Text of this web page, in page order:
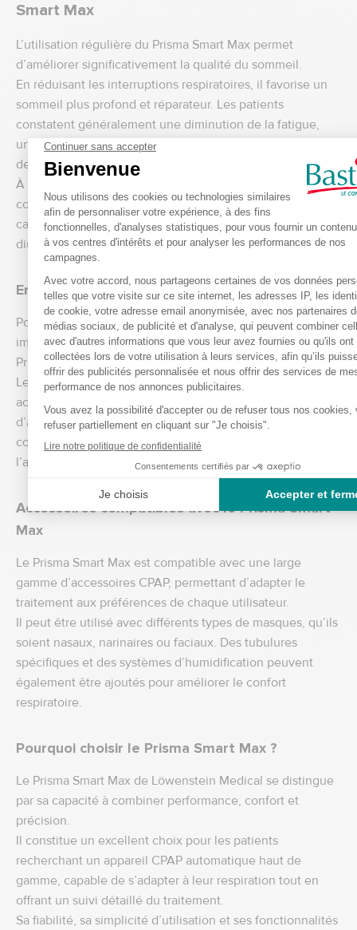
Smart Max
L’utilisation régulière du Prisma Smart Max permet
d’améliorer significativement la qualité du sommeil.
En réduisant les interruptions respiratoires, il favorise un
sommeil plus profond et réparateur. Les patients
constatent généralement une diminution de la fatigue,
une meilleure concentration et une amélioration globale
de leur qualité de vie.
À long terme, le traitement de l’apnée du sommeil
contribue également à réduire les risques
cardiovasculaires et les troubles liés à la somnolence
diurne.
Entretien et hygiène de votre appareil CPAP
Pour garantir une thérapie efficace et sécurisée, il est
important d’entretenir régulièrement votre appareil CPAP
Prisma Smart Max.
Le nettoyage du réservoir d’eau, des filtres et des
accessoires permet de maintenir une bonne hygiène et
d’assurer une qualité d’air optimale. Un entretien régulier
contribue également à prolonger la durée de vie de
l’appareil.
Accessoires compatibles avec le Prisma Smart
Max
Le Prisma Smart Max est compatible avec une large
gamme d’accessoires CPAP, permettant d’adapter le
traitement aux préférences de chaque utilisateur.
Il peut être utilisé avec différents types de masques, qu’ils
soient nasaux, narinaires ou faciaux. Des tubulures
spécifiques et des systèmes d’humidification peuvent
également être ajoutés pour améliorer le confort
respiratoire.
Pourquoi choisir le Prisma Smart Max ?
Le Prisma Smart Max de Löwenstein Medical se distingue
par sa capacité à combiner performance, confort et
précision.
Il constitue un excellent choix pour les patients
recherchant un appareil CPAP automatique haut de
gamme, capable de s’adapter à leur respiration tout en
offrant un suivi détaillé du traitement.
Sa fiabilité, sa simplicité d’utilisation et ses fonctionnalités